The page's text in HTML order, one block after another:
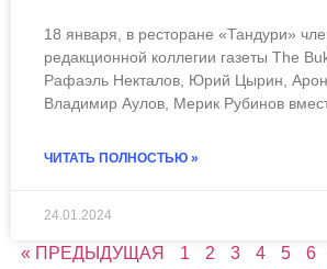
18 января, в ресторане «Тандури»
редакционной коллегии газеты The
Рафаэль Некталов, Юрий Цырин,
Владимир Аулов, Мерик Рубинов
ЧИТАТЬ ПОЛНОСТЬЮ »
24.01.2024
« ПРЕДЫДУЩАЯ 1 2 3 4 5 6